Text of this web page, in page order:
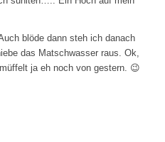
blöde dann steh ich danach
das Matschwasser raus. Ok,
ja eh noch von gestern. 😉